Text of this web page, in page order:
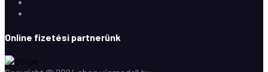
Online fizetési partnerünk